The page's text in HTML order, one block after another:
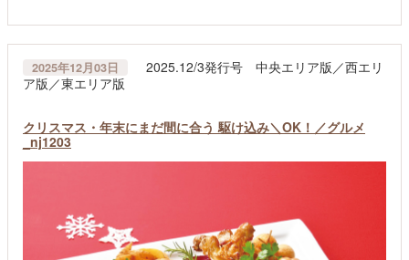
2025年12月03日
2025.12/3発行号 中央エリア版／西エリ
ア版／東エリア版
クリスマス・年末にまだ間に合う 駆け込み＼OK！／グルメ
_nj1203